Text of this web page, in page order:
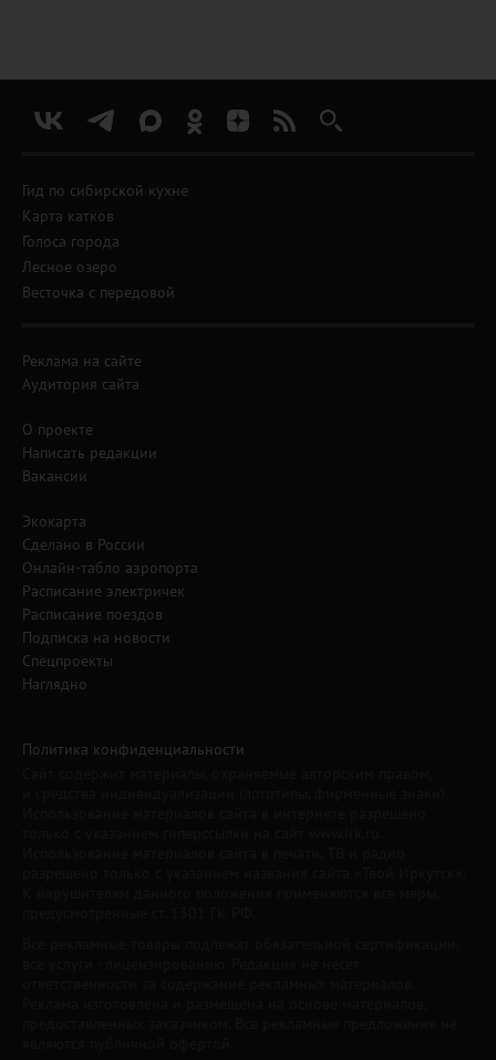
Гид по сибирской кухне
Карта катков
Голоса города
Лесное озеро
Весточка с передовой
Реклама на сайте
Аудитория сайта
О проекте
Написать редакции
Вакансии
Экокарта
Сделано в России
Онлайн-табло аэропорта
Расписание электричек
Расписание поездов
Подписка на новости
Спецпроекты
Наглядно
Политика конфиденциальности